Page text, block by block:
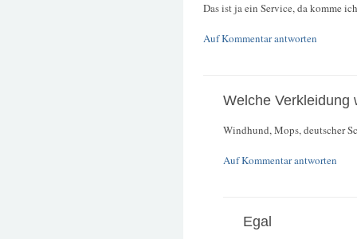
Das ist ja ein Service, da komme
Auf Kommentar antworten
Welche Verkleidung
Windhund, Mops, deutscher
Auf Kommentar antworten
Egal